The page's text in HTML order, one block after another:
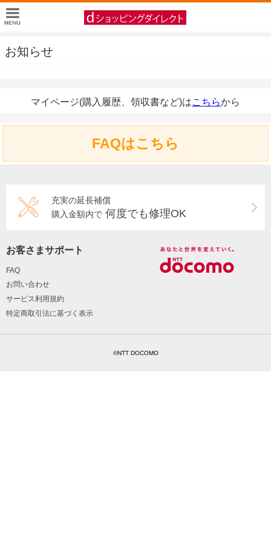
お知らせ
マイページ(購入履歴、領収書など)はこちらから
FAQはこちら
充実の延長補償
購入金額内で 何度でも修理OK
お客さまサポート
FAQ
お問い合わせ
サービス利用規約
特定商取引法に基づく表示
©NTT DOCOMO